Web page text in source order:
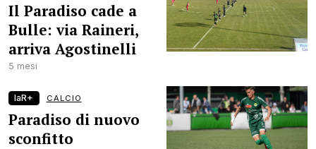
Il Paradiso cade a
Bulle: via Raineri,
arriva Agostinelli
5 mesi
laR+ CALCIO
Paradiso di nuovo
sconfitto